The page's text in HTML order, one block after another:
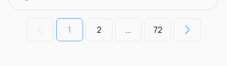
1 2 ... 72